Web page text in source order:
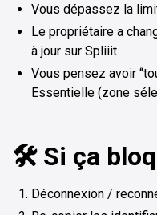
Vous dépassez la
Le propriétaire a
à jour sur Spliiit
Vous pensez avoir
Essentielle (zone
🛠️ Si ça
Déconnexion /